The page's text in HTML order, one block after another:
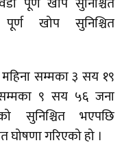
पूर्ण खोप सुनिश्चित
महिना सम्मका ३ सय १९
९ सय ५६ जना
सुनिश्चित भएपछि
घोषणा गरिएको हो ।